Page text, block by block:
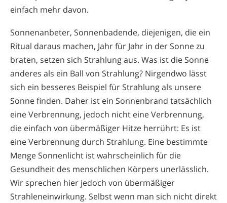
einfach mehr davon.
Sonnenanbeter, Sonnenbadende, diejenigen, die ein
Ritual daraus machen, Jahr für Jahr in der Sonne zu
braten, setzen sich Strahlung aus. Was ist die Sonne
anderes als ein Ball von Strahlung? Nirgendwo lässt
sich ein besseres Beispiel für Strahlung als unsere
Sonne finden. Daher ist ein Sonnenbrand tatsächlich
eine Verbrennung, jedoch nicht eine Verbrennung,
die einfach von übermäßiger Hitze herrührt: Es ist
eine Verbrennung durch Strahlung. Eine bestimmte
Menge Sonnenlicht ist wahrscheinlich für die
Gesundheit des menschlichen Körpers unerlässlich.
Wir sprechen hier jedoch von übermäßiger
Strahleneinwirkung. Selbst wenn man sich nicht direkt